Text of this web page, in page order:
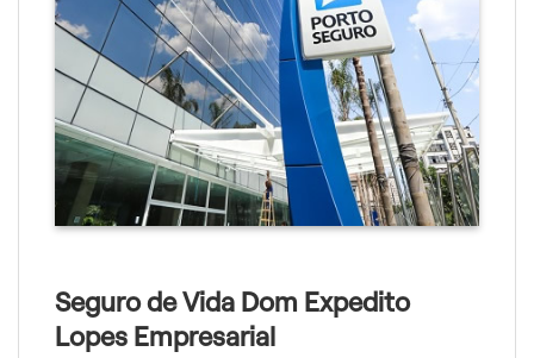
Seguro de Vida Dom Expedito
Lopes Empresarial